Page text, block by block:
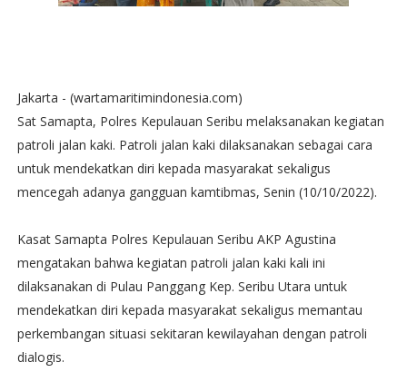
Jakarta - (wartamaritimindonesia.com)
Sat Samapta, Polres Kepulauan Seribu melaksanakan kegiatan
patroli jalan kaki. Patroli jalan kaki dilaksanakan sebagai cara
untuk mendekatkan diri kepada masyarakat sekaligus
mencegah adanya gangguan kamtibmas, Senin (10/10/2022).
Kasat Samapta Polres Kepulauan Seribu AKP Agustina
mengatakan bahwa kegiatan patroli jalan kaki kali ini
dilaksanakan di Pulau Panggang Kep. Seribu Utara untuk
mendekatkan diri kepada masyarakat sekaligus memantau
perkembangan situasi sekitaran kewilayahan dengan patroli
dialogis.